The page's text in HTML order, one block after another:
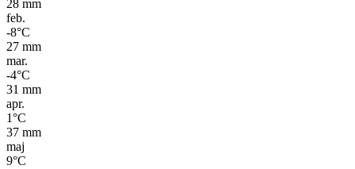
28 mm
feb.
-8°C
27 mm
mar.
-4°C
31 mm
apr.
1°C
37 mm
maj
9°C